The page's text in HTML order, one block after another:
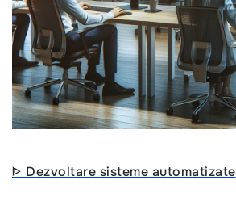
ᐈ Dezvoltare sisteme automatizate